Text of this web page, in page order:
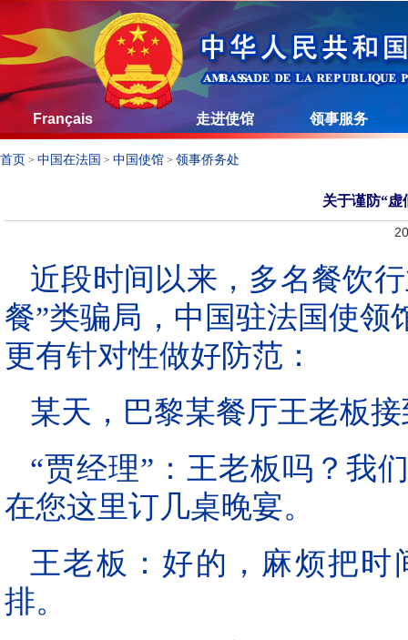
Français 走进使馆 领事服务
首页 > 中国在法国 > 中国使馆 > 领事侨务处
关于谨防“虚
近段时间以来，多名餐饮
餐”类骗局，中国驻法国使
更有针对性做好防范：
某天，巴黎某餐厅王老板
“贾经理”：王老板吗？我
在您这里订几桌晚宴。
王老板：好的，麻烦把
排。